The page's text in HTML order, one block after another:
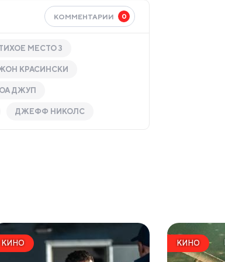
КОММЕНТАРИИ 0
МЕСТО 3
КРАСИНСКИ
ДЖУП
ДЖЕФФ НИКОЛС
КИНО КИНО